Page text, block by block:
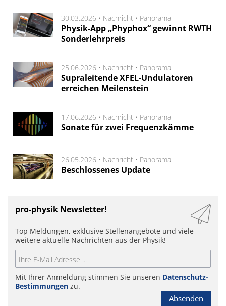
30.03.2026 • Nachricht • Panorama
Physik-App „Phyphox“ gewinnt RWTH
Sonderlehrpreis
25.06.2026 • Nachricht • Panorama
Supraleitende XFEL-Undulatoren
erreichen Meilenstein
17.06.2026 • Nachricht • Panorama
Sonate für zwei Frequenzkämme
26.05.2026 • Nachricht • Panorama
Beschlossenes Update
pro-physik Newsletter!
Top Meldungen, exklusive Stellenangebote und viele
weitere aktuelle Nachrichten aus der Physik!
Mit Ihrer Anmeldung stimmen Sie unseren Datenschutz-
Bestimmungen zu.
Absenden